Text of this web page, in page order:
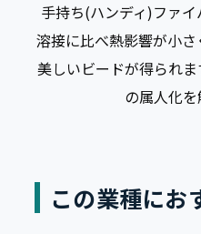
手持ち(ハンディ)ファ
溶接に比べ熱影響が小
美しいビードが得られ
の属人化を
この業種にお